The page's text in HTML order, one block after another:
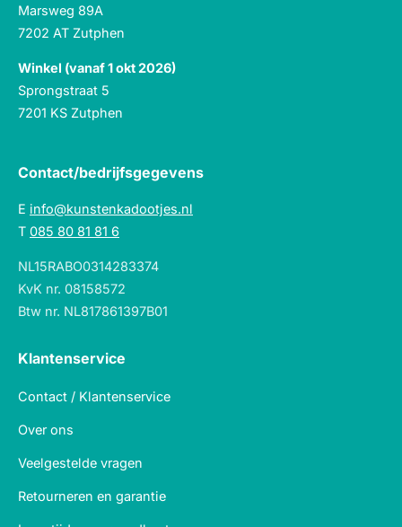
Marsweg 89A
7202 AT Zutphen
Winkel (vanaf 1 okt 2026)
Sprongstraat 5
7201 KS Zutphen
Contact/bedrijfsgegevens
E info@kunstenkadootjes.nl
T 085 80 81 81 6
NL15RABO0314283374
KvK nr. 08158572
Btw nr. NL817861397B01
Klantenservice
Contact / Klantenservice
Over ons
Veelgestelde vragen
Retourneren en garantie